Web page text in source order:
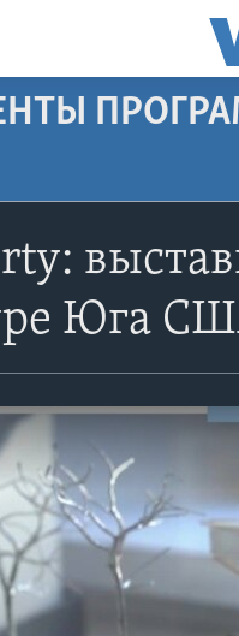
Юга